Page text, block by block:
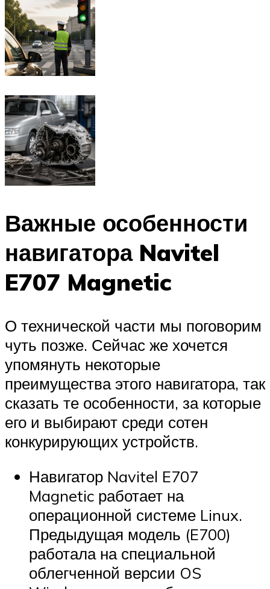
Важные особенности
навигатора Navitel
E707 Magnetic
О технической части мы поговорим
чуть позже. Сейчас же хочется
упомянуть некоторые
преимущества этого навигатора, так
сказать те особенности, за которые
его и выбирают среди сотен
конкурирующих устройств.
Навигатор Navitel E707
Magnetic работает на
операционной системе Linux.
Предыдущая модель (E700)
работала на специальной
облегченной версии OS